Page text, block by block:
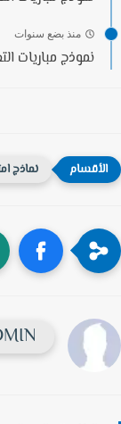
منذ بضع سنوات
نموذج مباريات
نماذج